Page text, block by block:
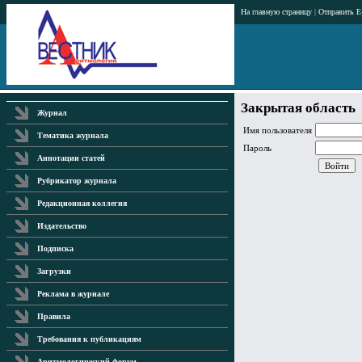
На главную страницу | Отправить
Журнал
Тематика журнала
Аннотации статей
Рубрикатор журнала
Редакционная коллегия
Издательство
Подписка
Загрузки
Реклама в журнале
Правила
Требования к публикациям
Закрытая область
Имя пользователя
Пароль